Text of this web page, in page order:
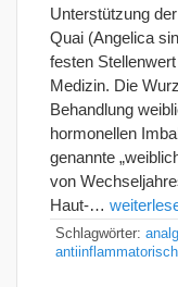
Unterstützung
Quai (Angelica
festen
Medizin. Die
Behandlung
hormonellen
genannte
von
Haut-…
Schlagwörter:
antiinflammatorisch